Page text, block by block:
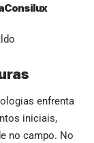
enfrenta
iniciais,
no campo. No